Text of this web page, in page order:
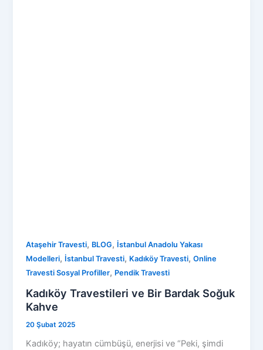
Ataşehir Travesti, BLOG, İstanbul Anadolu Yakası
Modelleri, İstanbul Travesti, Kadıköy Travesti,Online
Travesti Sosyal Profiller, Pendik Travesti
Kadıköy Travestileri ve Bir Bardak Soğuk
Kahve
20 Şubat 2025
Kadıköy; hayatın cümbüşü, enerjisi ve “Peki, şimdi